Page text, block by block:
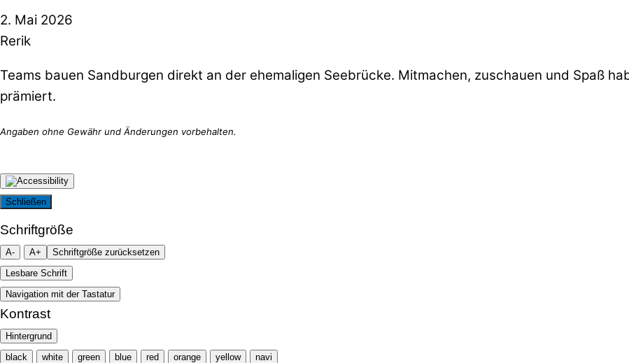
2. Mai 2026
Rerik
Teams bauen Sandburgen direkt an der ehemaligen Seebrücke. Mitmachen, zuschauen und Spaß
prämiert.
Schließen
Schriftgröße
A- A+
Schriftgröße zurücksetzen
Lesbare Schrift
Navigation mit der Tastatur
Kontrast
Hintergrund
black
white green blue red orange yellow
navi